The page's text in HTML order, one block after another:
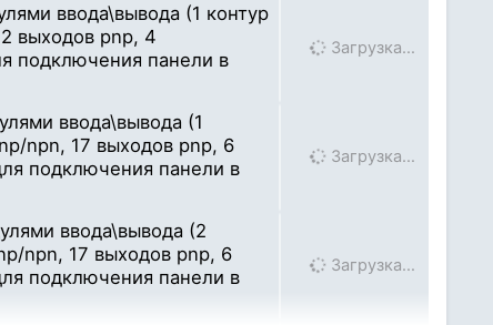
ввода\вывода (1 контур
выходов pnp, 4
подключения панели в
Загрузка…
ввода\вывода (1
npn, 17 выходов pnp, 6
подключения панели в
Загрузка…
ввода\вывода (2
npn, 17 выходов pnp, 6
подключения панели в
Загрузка…